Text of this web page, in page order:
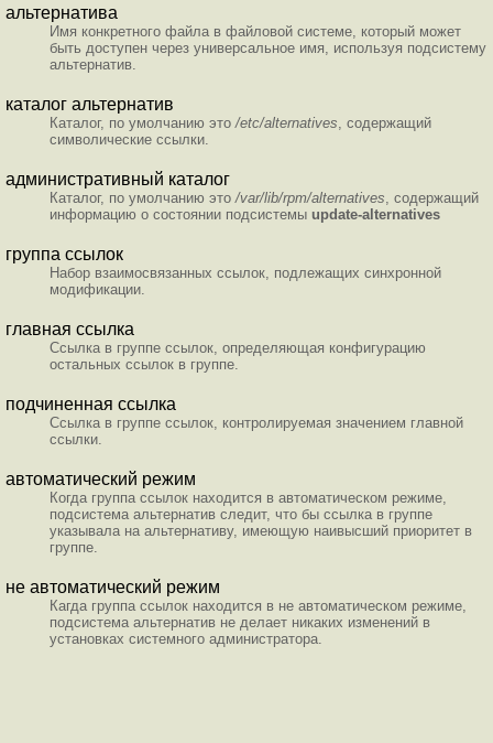
альтернатива
Имя конкретного файла в файловой системе, который может
быть доступен через универсальное имя, используя подсистему
альтернатив.
каталог альтернатив
Каталог, по умолчанию это/etc/alternatives, содержащий
символические ссылки.
административный каталог
Каталог, по умолчанию это/var/lib/rpm/alternatives, содержащий
информацию о состоянии подсистемы update-alternatives
группа ссылок
Набор взаимосвязанных ссылок, подлежащих синхронной
модификации.
главная ссылка
Ссылка в группе ссылок, определяющая конфигурацию
остальных ссылок в группе.
подчиненная ссылка
Ссылка в группе ссылок, контролируемая значением главной
ссылки.
автоматический режим
Когда группа ссылок находится в автоматическом режиме,
подсистема альтернатив следит, что бы ссылка в группе
указывала на альтернативу, имеющую наивысший приоритет в
группе.
не автоматический режим
Кагда группа ссылок находится в не автоматическом режиме,
подсистема альтернатив не делает никаких изменений в
установках системного администратора.